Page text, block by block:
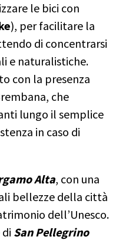
le bici con
), per facilitare la
di concentrarsi
e naturalistiche.
con la presenza
che
lungo il semplice
in caso di
Alta, con una
bellezze della città
dell’Unesco.
San Pellegrino